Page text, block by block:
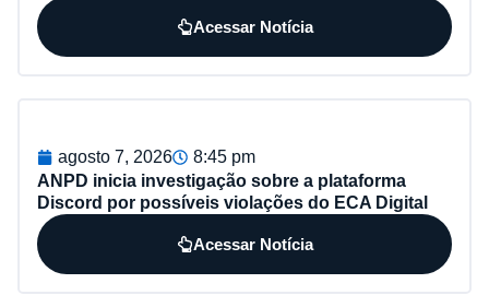
Acessar Notícia
agosto 7, 2026
8:45 pm
ANPD inicia investigação sobre a plataforma
Discord por possíveis violações do ECA Digital
Acessar Notícia